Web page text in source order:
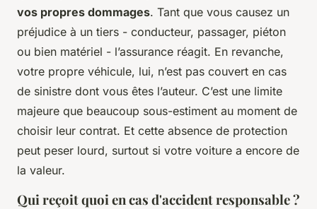
vos propres dommages. Tant que vous causez un
préjudice à un tiers - conducteur, passager, piéton
ou bien matériel - l’assurance réagit. En revanche,
votre propre véhicule, lui, n’est pas couvert en cas
de sinistre dont vous êtes l’auteur. C’est une limite
majeure que beaucoup sous-estiment au moment de
choisir leur contrat. Et cette absence de protection
peut peser lourd, surtout si votre voiture a encore de
la valeur.
Qui reçoit quoi en cas d'accident responsable ?